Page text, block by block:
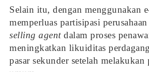
Selain itu, dengan menggunakan
memperluas partisipasi
selling agentdalam proses
meningkatkan likuiditas
pasar sekunder setelah melakukan